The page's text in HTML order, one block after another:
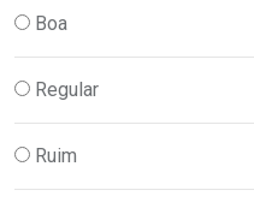
Boa
Regular
Ruim